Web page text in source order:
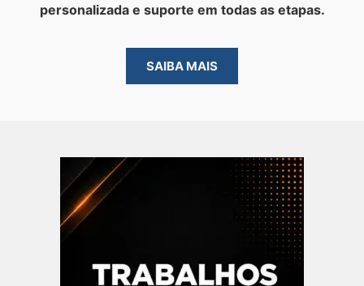
personalizada e suporte em todas as etapas.
SAIBA MAIS